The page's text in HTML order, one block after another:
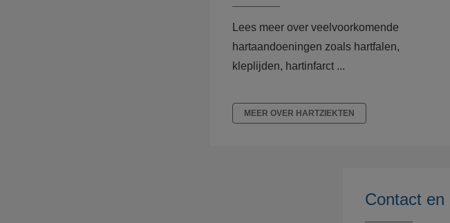
Lees meer over veelvoorkomende
hartaandoeningen zoals hartfalen,
kleplijden, hartinfarct ...
MEER OVER HARTZIEKTEN
Contact en